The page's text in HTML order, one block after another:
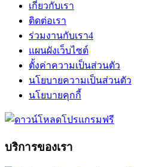
เกี่ยวกับเรา
ติดต่อเรา
ร่วมงานกับเรา4
แผนผังเว็บไซต์
ตั้งค่าความเป็นส่วนตัว
นโยบายความเป็นส่วนตัว
นโยบายคุกกี้
บริการของเรา